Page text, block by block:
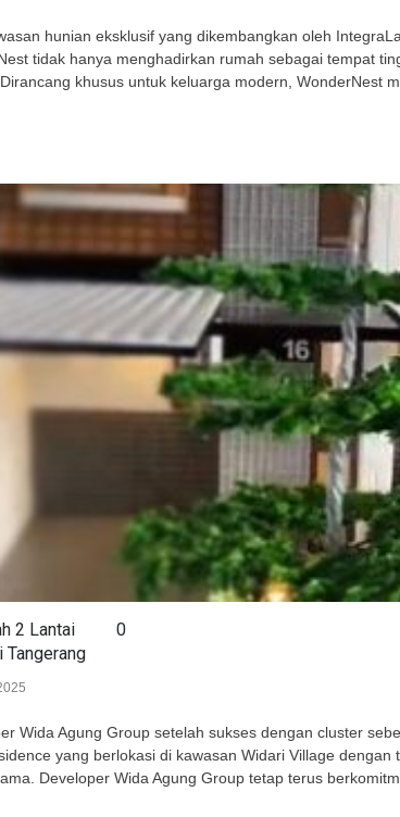
hunian eksklusif yang dikembangkan oleh
tidak hanya menghadirkan rumah sebagai tempat
khusus untuk keluarga modern, WonderNest
2 Lantai
Tangerang
0
Wida Agung Group setelah sukses dengan cluster
yang berlokasi di kawasan Widari Village
Developer Wida Agung Group tetap terus